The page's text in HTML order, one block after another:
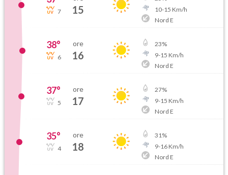
7 15
10-15 Km/h
Nord E
38°
6
ore
16
23%
9-15 Km/h
Nord E
37°
5
ore
17
27%
9-15 Km/h
Nord E
35°
4
ore
18
31%
9-16Km/h
Nord E